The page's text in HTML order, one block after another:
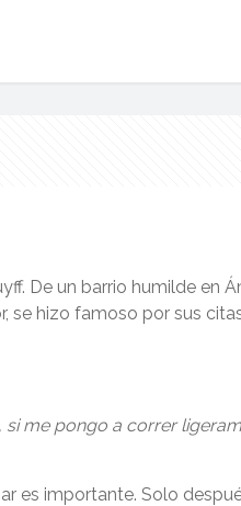
De un barrio humilde en
se hizo famoso por sus
me pongo a correr
es importante. Solo